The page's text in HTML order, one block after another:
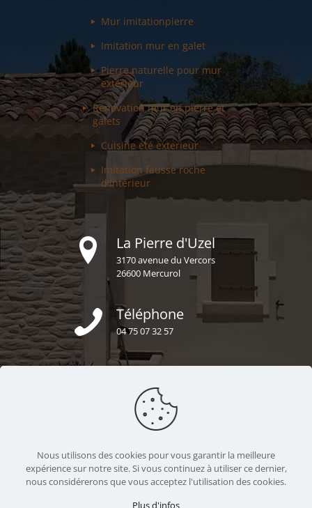
Mur imitationpierre
Imitation mur en galet
Pierre naturelle pourmur
extérieur
Renovation muren pierre et
galets
Cuisine été exterieur
Imitation fausseroche
d'intérieur
La Pierre d'Uzel
3170 avenue du Vercors
26600 Mercurol
Téléphone
04 75 07 32 57
E-mail
secretariat@uzel-construction.fr
Nous sommes ensemble
https://uzel-construction.fr
Nous utilisons des cookies pour vous garantir la meilleure
expérience sur notre site. Si vous continuez à utiliser ce dernier,
nous considérerons que vous acceptez l'utilisation des cookies.
Plus d'infos